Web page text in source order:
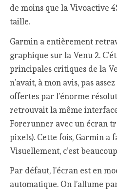
de moins que la Vivoactive
taille.
Garmin a entièrement
graphique sur la Venu 2.
principales critiques de la
n’avait, à mon avis, pas
offertes par l’énorme
retrouvait la même
Forerunner avec un écran
pixels). Cette fois, Garmin a
Visuellement, c’est
Par défaut, l’écran est en
automatique. On l’allume